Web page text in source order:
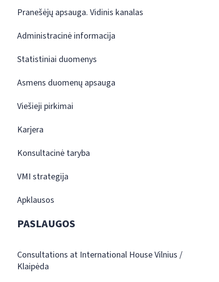
Pranešėjų apsauga. Vidinis kanalas
Administracinė informacija
Statistiniai duomenys
Asmens duomenų apsauga
Viešieji pirkimai
Karjera
Konsultacinė taryba
VMI strategija
Apklausos
PASLAUGOS
Consultations at International House Vilnius /
Klaipėda